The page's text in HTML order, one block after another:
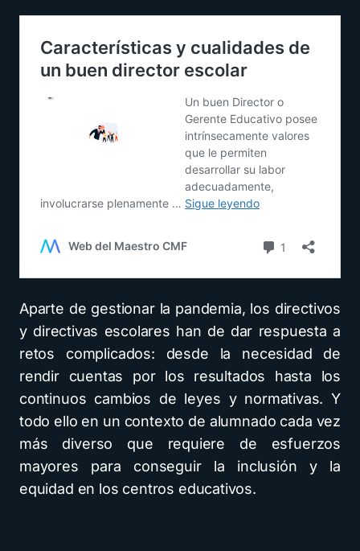
Aparte de gestionar la pandemia, los directivos
y directivas escolares han de dar respuesta a
retos complicados: desde la necesidad de
rendir cuentas por los resultados hasta los
continuos cambios de leyes y normativas. Y
todo ello en un contexto de alumnado cada vez
más diverso que requiere de esfuerzos
mayores para conseguir la inclusión y la
equidad en los centros educativos.